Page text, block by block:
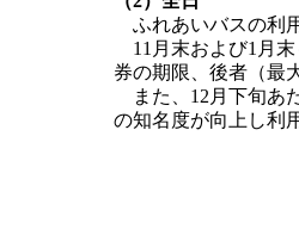
ふれあいバスの利
11月末および1月末
券の期限、後者（最
また、12月下旬あ
の知名度が向上し利